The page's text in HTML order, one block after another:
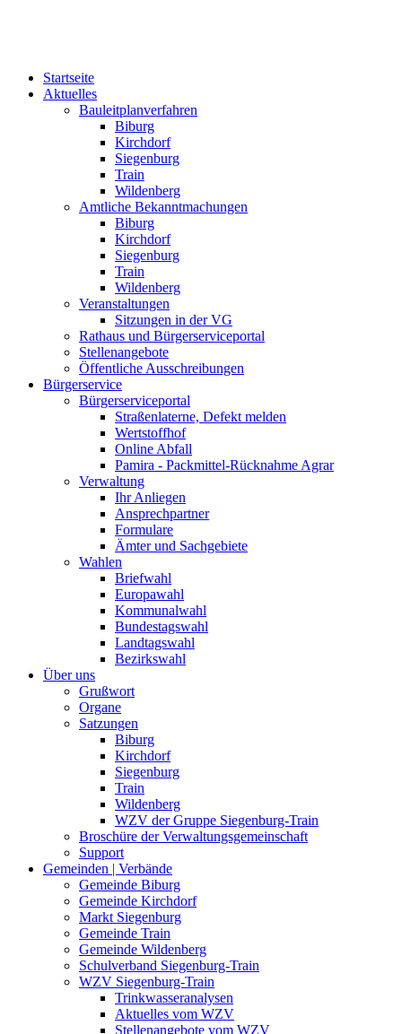
Startseite
Aktuelles
Bauleitplanverfahren
Biburg
Kirchdorf
Siegenburg
Train
Wildenberg
Amtliche Bekanntmachungen
Biburg
Kirchdorf
Siegenburg
Train
Wildenberg
Veranstaltungen
Sitzungen in der VG
Rathaus und Bürgerserviceportal
Stellenangebote
Öffentliche Ausschreibungen
Bürgerservice
Bürgerserviceportal
Straßenlaterne, Defekt melden
Wertstoffhof
Online Abfall
Pamira - Packmittel-Rücknahme Agrar
Verwaltung
Ihr Anliegen
Ansprechpartner
Formulare
Ämter und Sachgebiete
Wahlen
Briefwahl
Europawahl
Kommunalwahl
Bundestagswahl
Landtagswahl
Bezirkswahl
Über uns
Grußwort
Organe
Satzungen
Biburg
Kirchdorf
Siegenburg
Train
Wildenberg
WZV der Gruppe Siegenburg-Train
Broschüre der Verwaltungsgemeinschaft
Support
Gemeinden | Verbände
Gemeinde Biburg
Gemeinde Kirchdorf
Markt Siegenburg
Gemeinde Train
Gemeinde Wildenberg
Schulverband Siegenburg-Train
WZV Siegenburg-Train
Trinkwasseranalysen
Aktuelles vom WZV
Stellenangebote vom WZV